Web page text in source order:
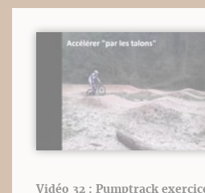
Vidéo 32 : Pumptrack